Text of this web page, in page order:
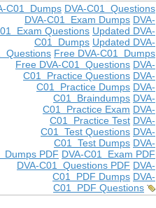
C01 Dumps DVA-C01 Questions
DVA-C01 Exam Dumps DVA-
Exam Questions Updated DVA-
C01 Dumps Updated DVA-
Questions Free DVA-C01 Dumps
Free DVA-C01 Questions DVA-
C01 Practice Questions DVA-
C01 Practice Dumps DVA-
C01 Braindumps DVA-
C01 Practice Exam DVA-
C01 Practice Test DVA-
C01 Test Questions DVA-
C01 Test Dumps DVA-
Dumps PDF DVA-C01 Exam PDF
DVA-C01 Questions PDF DVA-
C01 PDF Dumps DVA-
C01 PDF Questions